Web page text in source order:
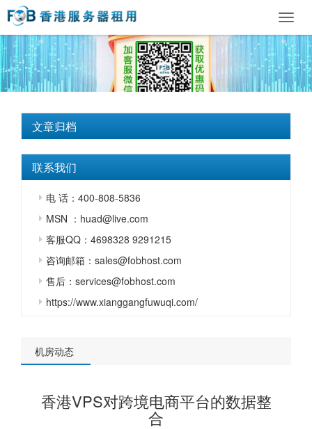
文章归档
联系我们
电 话：400-808-5836
MSN ：huad@live.com
客服QQ：4698328 9291215
咨询邮箱：sales@fobhost.com
售后：services@fobhost.com
https://www.xianggangfuwuqi.com/
机房动态
香港VPS对跨境电商平台的数据整
合